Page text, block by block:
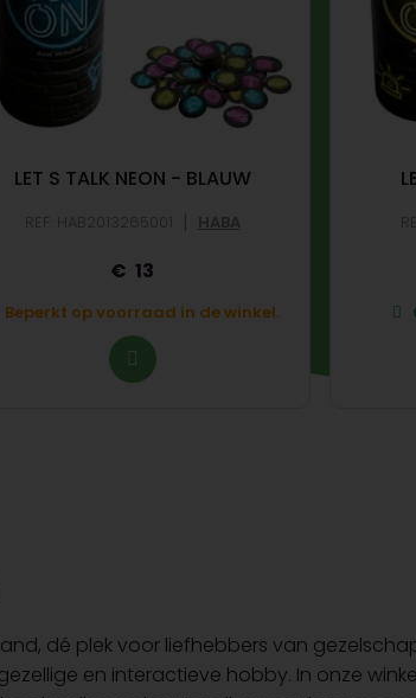
LET S TALK NEON - BLAUW
| HABA
13
Beperkt op voorraad in de winkel.
dé plek voor liefhebbers van
en interactieve hobby. In onze